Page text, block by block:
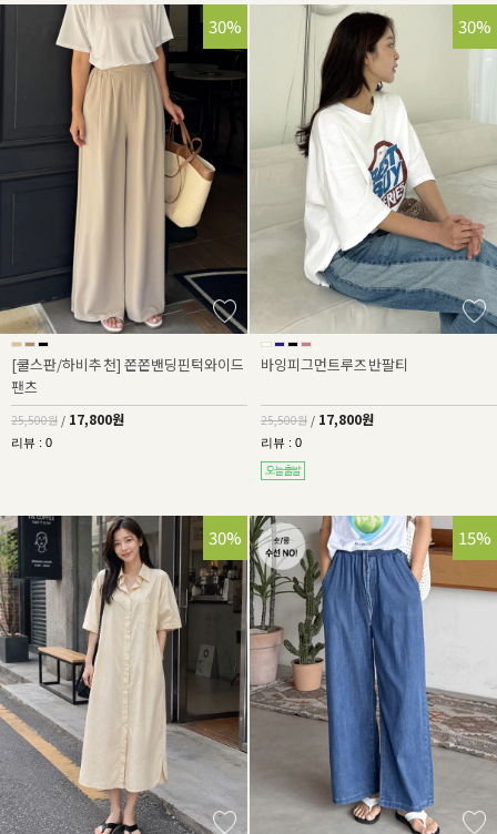
30%
[쿨스판/하비추천] 쫀쫀밴딩핀턱와이드
팬츠
25,500원 / 17,800원
리뷰 : 0
30%
바잉피그먼트루즈반팔티
25,500원 / 17,800원
리뷰 : 0
30% 32%
15%